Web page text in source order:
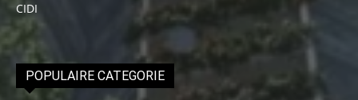
CIDI
POPULAIRE CATEGORIE